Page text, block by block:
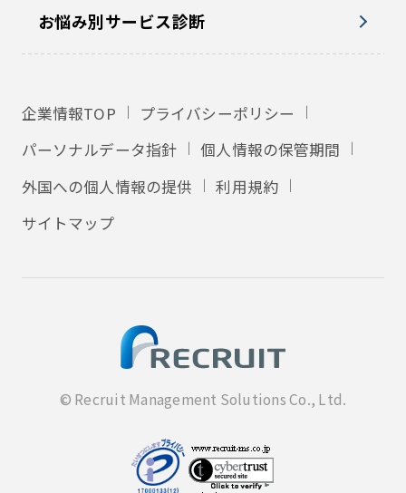
お悩み別サービス診断
企業情報TOP
プライバシーポリシー
パーソナルデータ指針
個人情報の保管期間
外国への個人情報の提供
利用規約
サイトマップ
© Recruit Management Solutions Co., Ltd.